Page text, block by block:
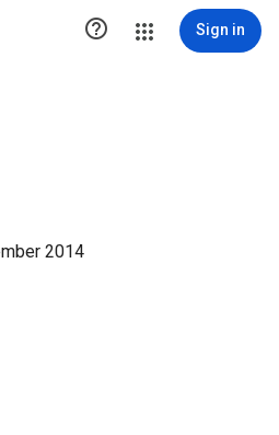
 Sign in
2014